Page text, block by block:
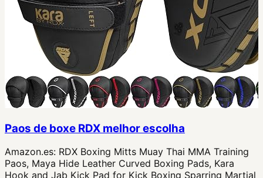
Paos de boxe RDX melhor escolha
Amazon.es: RDX Boxing Mitts Muay Thai MMA Training
Paos, Maya Hide Leather Curved Boxing Pads, Kara
Hook and Jab Kick Pad for Kick Boxing Sparring Martial